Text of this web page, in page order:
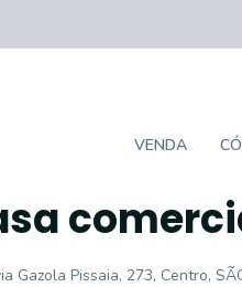
VENDA
Gazola Pissaia, 273, Centro,